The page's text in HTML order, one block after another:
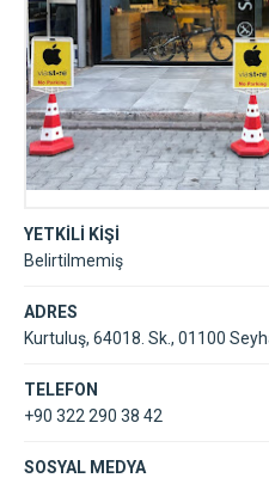
YETKİLİ KİŞİ
Belirtilmemiş
ADRES
Kurtuluş, 64018. Sk., 01100
TELEFON
+90 322 290 38 42
SOSYAL MEDYA